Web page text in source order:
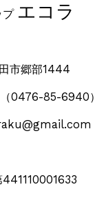
プ エコラ
市郷部1444
（0476-85-6940）